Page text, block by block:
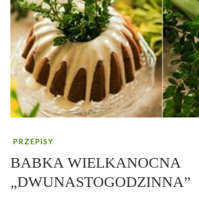
PRZEPISY
BABKA WIELKANOCNA
„DWUNASTOGODZINNA”